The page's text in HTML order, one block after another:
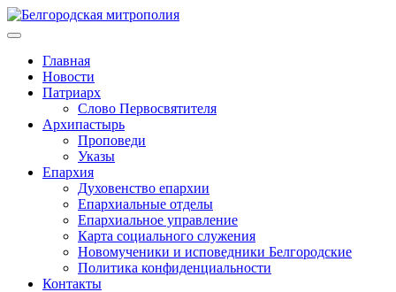
Главная
Новости
Патриарх
Слово Первосвятителя
Архипастырь
Проповеди
Указы
Епархия
Духовенство епархии
Епархиальные отделы
Епархиальное управление
Карта социального служения
Новомученики и исповедники Белгородские
Политика конфиденциальности
Контакты